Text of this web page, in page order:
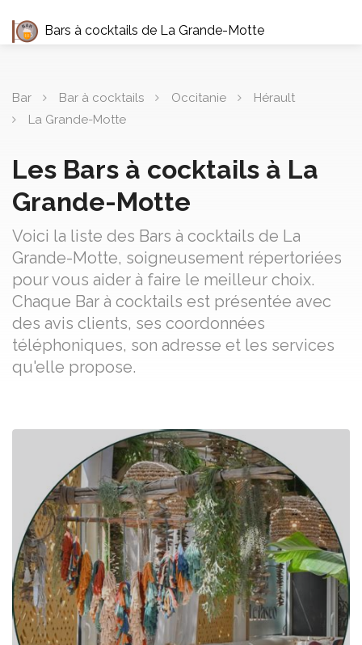
Bars à cocktails de La Grande-Motte
Bar Bar à cocktails Occitanie
Hérault
La Grande-Motte
Les Bars à cocktails à La
Grande-Motte
Voici la liste des Bars à cocktails de La
Grande-Motte, soigneusement répertoriées
pour vous aider à faire le meilleur choix.
Chaque Bar à cocktails est présentée avec
des avis clients, ses coordonnées
téléphoniques, son adresse et les services
qu'elle propose.